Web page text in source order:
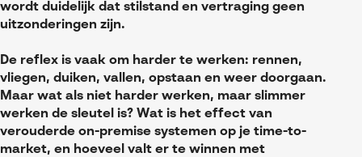
DraftSight
SOLIDWORKS Composer
SOLIDWORKS Electrical
SOLIDWORKS Inspection
Visiativ Customer Service
Evenementen
MyCAD Day 2026
Referenties
Acties en promoties
Kennis
FAQs SOLIDWORKS
wordt duidelijk dat stilstand en vertraging geen
uitzonderingen zijn.
De reflex is vaak om harder te werken: rennen,
vliegen, duiken, vallen, opstaan en weer doorgaan.
Maar wat als niet harder werken, maar slimmer
werken de sleutel is? Wat is het effect van
verouderde on-premise systemen op je time-to-
market, en hoeveel valt er te winnen met